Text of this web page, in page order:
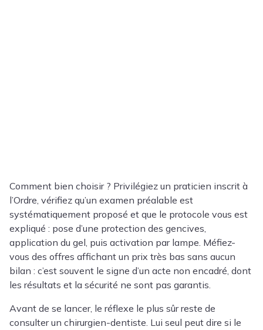
Comment bien choisir ? Privilégiez un praticien inscrit à
l’Ordre, vérifiez qu’un examen préalable est
systématiquement proposé et que le protocole vous est
expliqué : pose d’une protection des gencives,
application du gel, puis activation par lampe. Méfiez-
vous des offres affichant un prix très bas sans aucun
bilan : c’est souvent le signe d’un acte non encadré, dont
les résultats et la sécurité ne sont pas garantis.
Avant de se lancer, le réflexe le plus sûr reste de
consulter un chirurgien-dentiste. Lui seul peut dire si le